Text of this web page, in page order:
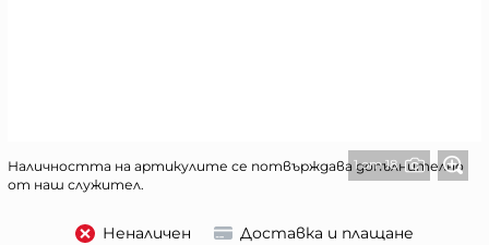
1 от 18
Наличността на артикулите се потвърждава допълнително
от наш служител.
Неналичен Доставка и плащане